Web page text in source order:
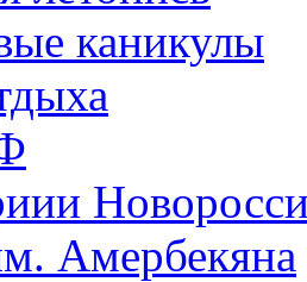
каникулы
Амербекяна